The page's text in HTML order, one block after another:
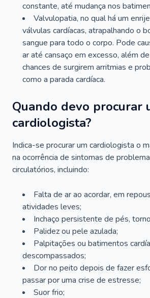
constante, até mudança nos
Valvulopatia, no qual há um
válvulas cardíacas, atrapalhando o
sangue para todo o corpo. Pode
ar até cansaço em excesso, além
chances de surgirem arritmias e
como a parada cardíaca.
Quando devo procurar
cardiologista?
Indica-se procurar um cardiologista o
na ocorrência de sintomas de
circulatórios, incluindo:
Falta de ar ao acordar, em
atividades leves;
Inchaço persistente de pés,
Palidez ou pele azulada;
Palpitações ou batimentos
descompassados;
Dor no peito depois de fazer
passar por uma crise de estresse;
Suor frio;